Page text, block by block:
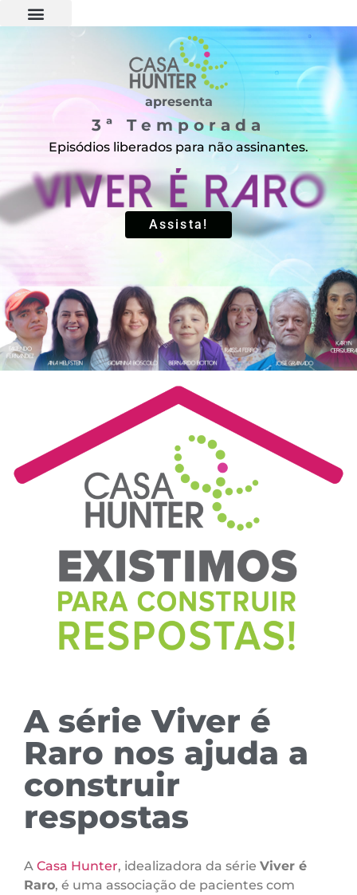
apresenta
3ª Temporada
Episódios liberados para não assinantes.
Assista!
A série Viver é
Raro nos ajuda a
construir
respostas
A Casa Hunter, idealizadora da série Viver é
Raro, é uma associação de pacientes com